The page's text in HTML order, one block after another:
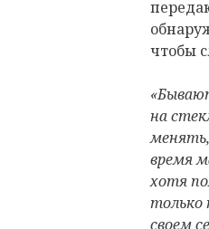
чтобы
на
время
хотя
только
своем